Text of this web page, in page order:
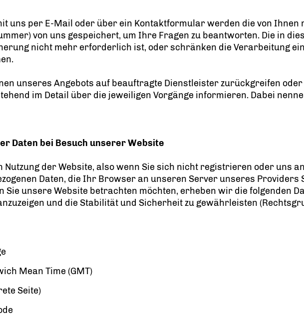
uns per E-Mail oder über ein Kontaktformular werden die von Ihnen
von uns gespeichert, um Ihre Fragen zu beantworten. Die in
nicht mehr erforderlich ist, oder schränken die Verarbeitung
unseres Angebots auf beauftragte Dienstleister zurückgreifen
im Detail über die jeweiligen Vorgänge informieren. Dabei
Daten bei Besuch unserer Website
der Website, also wenn Sie sich nicht registrieren oder uns
Daten, die Ihr Browser an unseren Server unseres Providers
Sie unsere Website betrachten möchten, erheben wir die folgenden
und die Stabilität und Sicherheit zu gewährleisten
Mean Time (GMT)
Seite)